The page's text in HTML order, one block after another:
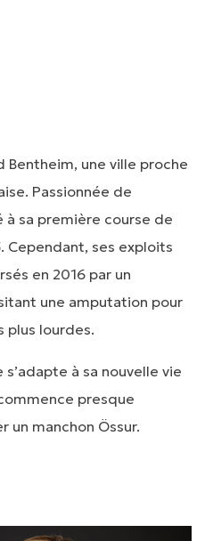
Bentheim, une ville proche
Passionnée de
à sa première course de
Cependant, ses exploits
en 2016 par un
une amputation pour
plus lourdes.
à sa nouvelle vie
presque
manchon Össur.